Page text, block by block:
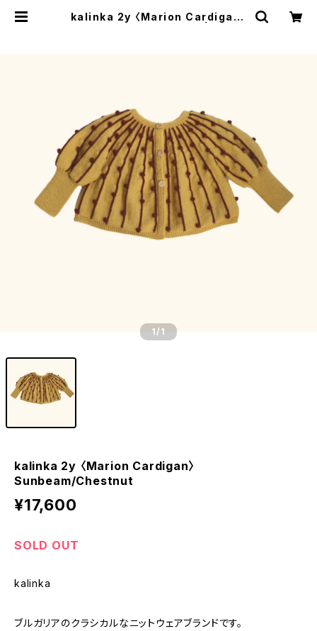
kalinka 2y 〈Marion Cardigan〉
1/1
kalinka 2y 〈Marion Cardigan〉
Sunbeam/Chestnut
¥17,600
SOLD OUT
kalinka
ブルガリアのクラシカルなニットウェアブランドです。